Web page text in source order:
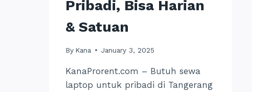
Pribadi, Bisa Harian
& Satuan
By Kana January 3, 2025
KanaProrent.com – Butuh sewa
laptop untuk pribadi di Tangerang